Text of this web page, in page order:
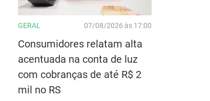
GERAL 07/08/2026 às 17:00
Consumidores relatam alta
acentuada na conta de luz
com cobranças de até R$ 2
mil no RS